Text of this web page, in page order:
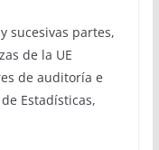
sucesivas partes,
de la UE
de auditoría e
Estadísticas,